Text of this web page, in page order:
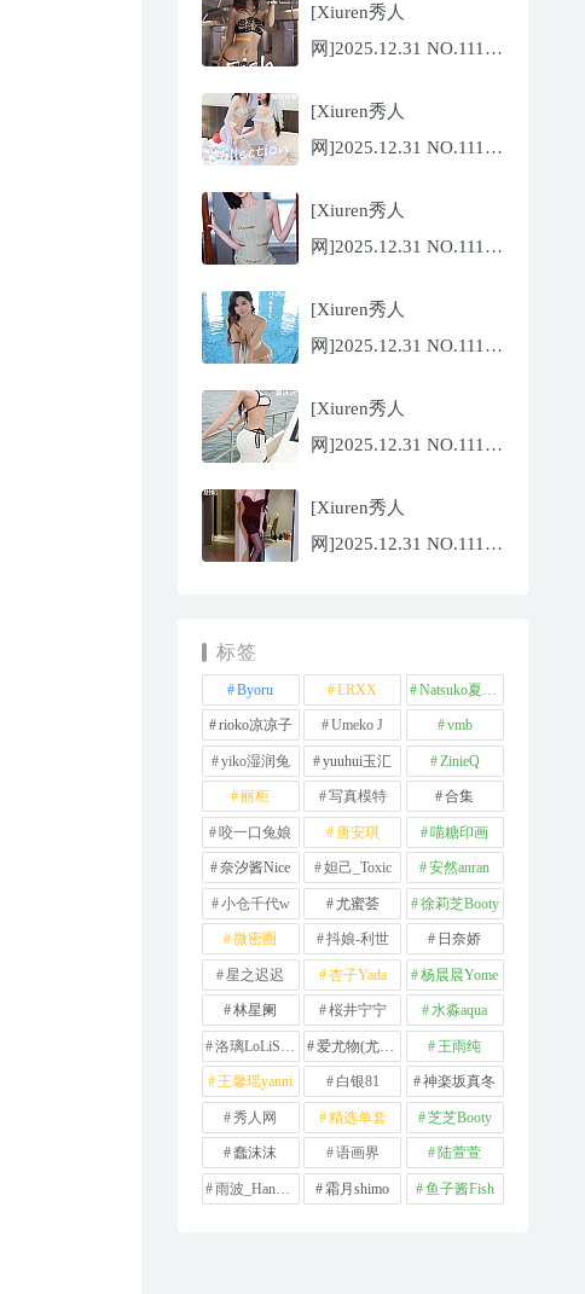
Yuki[75P/942.33MB]
[Xiuren秀人
网]2025.12.31 NO.11186
Fish[79P/773.17MB]
[Xiuren秀人
网]2025.12.31 NO.11184
[82P/854.18MB]
[Xiuren秀人
网]2025.12.31 NO.11183
[Xiuren秀人
网]2025.12.31 NO.11182
[81P/959.10MB]
[Xiuren秀人
网]2025.12.31 NO.11180
[Xiuren秀人
网]2025.12.31 NO.11181
标签
Byoru LRXX Natsuko夏夏子
rioko凉凉子 Umeko J vmb
yiko湿润兔 yuuhui玉汇 ZinieQ
丽柜 写真模特 合集
咬一口兔娘 唐安琪 喵糖印画
奈汐酱Nice 妲己_Toxic 安然anran
小仓千代w 尤蜜荟 徐莉芝Booty
微密圈 抖娘-利世 日奈娇
星之迟迟 杏子Yada 杨晨晨Yome
林星阑 桜井宁宁 水淼aqua
洛璃LoLiSAMA 爱尤物(尤果网) 王雨纯
王馨瑶yanni 白银81 神楽坂真冬
秀人网 精选单套 芝芝Booty
蠢沫沫 语画界 陆萱萱
雨波_HaneAme 霜月shimo 鱼子酱Fish